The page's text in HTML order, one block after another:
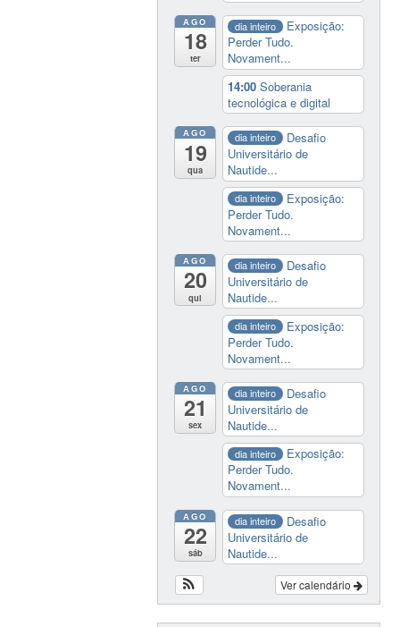
AGO
18
ter
dia inteiro
Exposição:
Perder Tudo.
Novament...
14:00Soberania
tecnológica e digital
AGO
19
qua
dia inteiro
Desafio
Universitário de
Nautide...
dia inteiro
Exposição:
Perder Tudo.
Novament...
AGO
20
qui
dia inteiro
Desafio
Universitário de
Nautide...
dia inteiro
Exposição:
Perder Tudo.
Novament...
AGO
21
sex
dia inteiro
Desafio
Universitário de
Nautide...
dia inteiro
Exposição:
Perder Tudo.
Novament...
AGO
22
sáb
dia inteiro
Desafio
Universitário de
Nautide...
Ver calendário